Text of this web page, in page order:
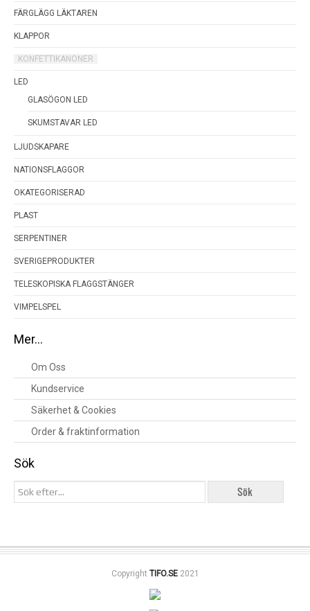
FÄRGLÄGG LÄKTAREN
KLAPPOR
KONFETTIKANONER
LED
GLASÖGON LED
SKUMSTAVAR LED
LJUDSKAPARE
NATIONSFLAGGOR
OKATEGORISERAD
PLAST
SERPENTINER
SVERIGEPRODUKTER
TELESKOPISKA FLAGGSTÄNGER
VIMPELSPEL
Mer…
Om Oss
Kundservice
Säkerhet & Cookies
Order & fraktinformation
Sök
Copyright TIFO.SE2021